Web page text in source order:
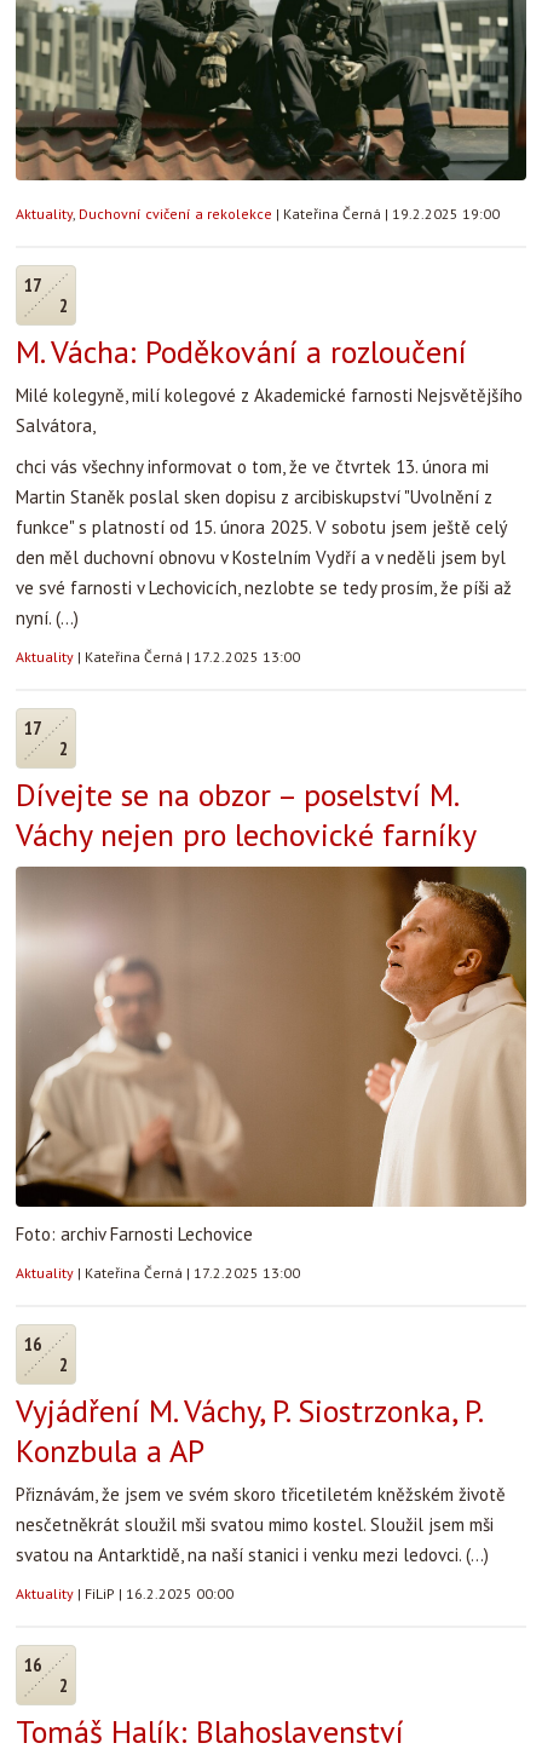
Aktuality, Duchovní cvičení a rekolekce | Kateřina Černá | 19.2.2025 19:00
17
2
M. Vácha: Poděkování a rozloučení
Milé kolegyně, milí kolegové z Akademické farnosti Nejsvětějšího
Salvátora,
chci vás všechny informovat o tom, že ve čtvrtek 13. února mi
Martin Staněk poslal sken dopisu z arcibiskupství "Uvolnění z
funkce" s platností od 15. února 2025. V sobotu jsem ještě celý
den měl duchovní obnovu v Kostelním Vydří a v neděli jsem byl
ve své farnosti v Lechovicích, nezlobte se tedy prosím, že píši až
nyní. (...)
Aktuality | Kateřina Černá | 17.2.2025 13:00
17
2
Dívejte se na obzor – poselství M.
Váchy nejen pro lechovické farníky
Foto: archiv Farnosti Lechovice
Aktuality | Kateřina Černá | 17.2.2025 13:00
16
2
Vyjádření M. Váchy, P. Siostrzonka, P.
Konzbula a AP
Přiznávám, že jsem ve svém skoro třicetiletém kněžském životě
nesčetněkrát sloužil mši svatou mimo kostel. Sloužil jsem mši
svatou na Antarktidě, na naší stanici i venku mezi ledovci. (...)
Aktuality | FiLiP | 16.2.2025 00:00
16
2
Tomáš Halík: Blahoslavenství